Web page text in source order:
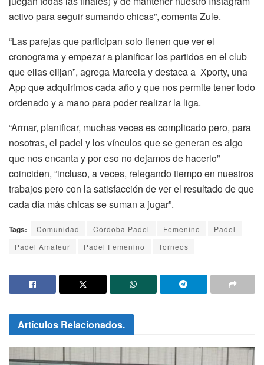
activo para seguir sumando chicas”, comenta Zule.
“Las parejas que participan solo tienen que ver el
cronograma y empezar a planificar los partidos en el club
que ellas elijan”, agrega Marcela y destaca a Xporty, una
App que adquirimos cada año y que nos permite tener todo
ordenado y a mano para poder realizar la liga.
“Armar, planificar, muchas veces es complicado pero, para
nosotras, el padel y los vínculos que se generan es algo
que nos encanta y por eso no dejamos de hacerlo”
coinciden, “incluso, a veces, relegando tiempo en nuestros
trabajos pero con la satisfacción de ver el resultado de que
cada día más chicas se suman a jugar”.
Tags: Comunidad Córdoba Padel Femenino
Padel
Padel Amateur
Padel Femenino Torneos
Artículos Relacionados.